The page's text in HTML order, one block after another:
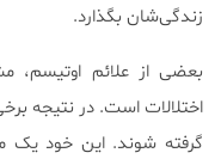
زندگی‌شان بگذارد.
بعضی از علائم اوتیسم،
اختلالات است. در نتیجه
گرفته شوند. این خود